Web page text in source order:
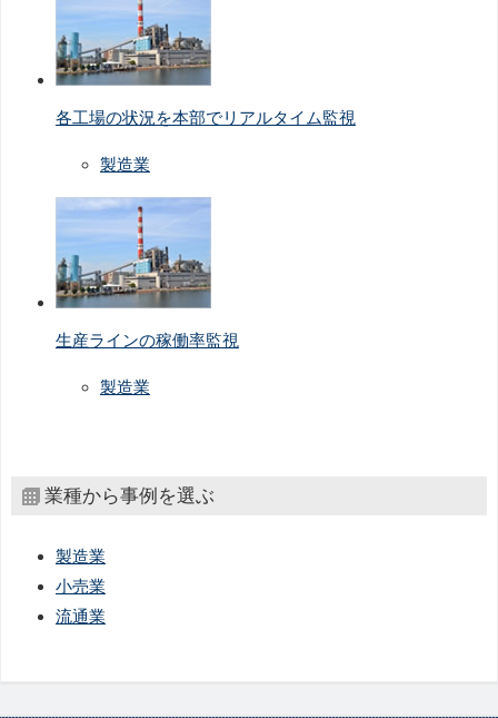
各工場の状況を本部でリアルタイム監視
製造業
生産ラインの稼働率監視
製造業
業種から事例を選ぶ
製造業
小売業
流通業